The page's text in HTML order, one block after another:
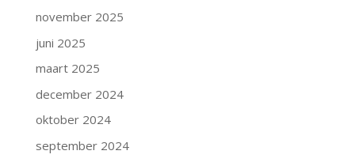
november 2025
juni 2025
maart 2025
december 2024
oktober 2024
september 2024